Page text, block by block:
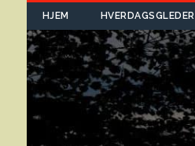
HJEM HVERDAGSGLEDER